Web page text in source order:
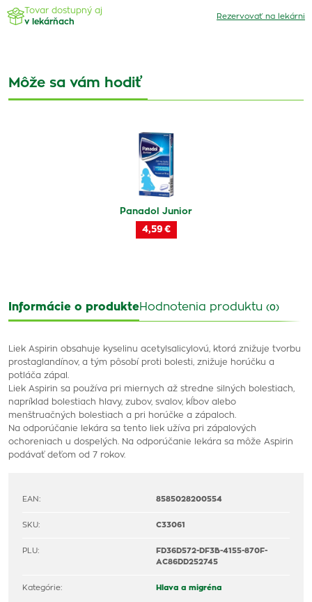
Tovar dostupný aj
v lekárňach
Rezervovať na lekárni
Môže sa vám hodiť
Panadol Junior
4,59 €
Informácie o produkteHodnotenia produktu (0)
Liek Aspirin obsahuje kyselinu acetylsalicylovú, ktorá znižuje tvorbu
prostaglandínov, a tým pôsobí proti bolesti, znižuje horúčku a
potláča zápal.
Liek Aspirin sa používa pri miernych až stredne silných bolestiach,
napríklad bolestiach hlavy, zubov, svalov, kĺbov alebo
menštruačných bolestiach a pri horúčke a zápaloch.
Na odporúčanie lekára sa tento liek užíva pri zápalových
ochoreniach u dospelých. Na odporúčanie lekára sa môže Aspirin
podávať deťom od 7 rokov.
EAN: 8585028200554
SKU: C33061
PLU:
FD36D572-DF3B-4155-870F-
AC86DD252745
Kategórie: Hlava a migréna